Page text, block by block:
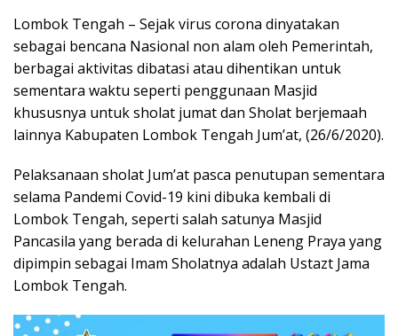
Lombok Tengah – Sejak virus corona dinyatakan
sebagai bencana Nasional non alam oleh Pemerintah,
berbagai aktivitas dibatasi atau dihentikan untuk
sementara waktu seperti penggunaan Masjid
khususnya untuk sholat jumat dan Sholat berjemaah
lainnya Kabupaten Lombok Tengah Jum’at, (26/6/2020).
Pelaksanaan sholat Jum’at pasca penutupan sementara
selama Pandemi Covid-19 kini dibuka kembali di
Lombok Tengah, seperti salah satunya Masjid
Pancasila yang berada di kelurahan Leneng Praya yang
dipimpin sebagai Imam Sholatnya adalah Ustazt Jama
Lombok Tengah.